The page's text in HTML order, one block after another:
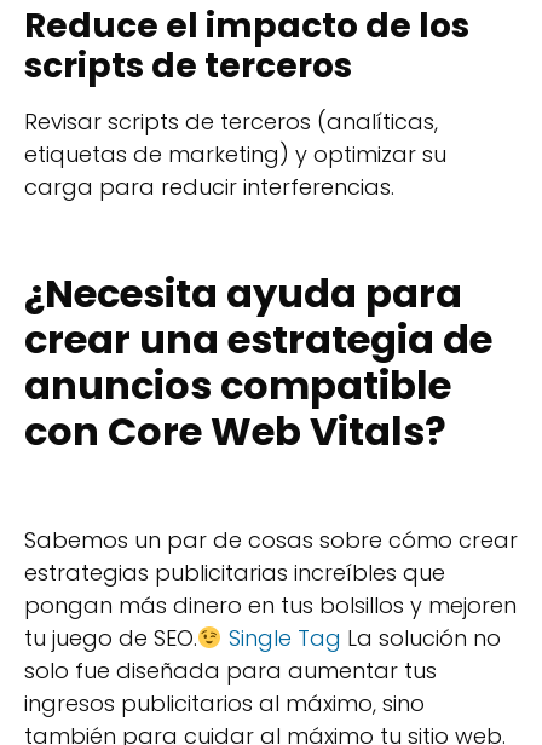
Reduce el impacto de los
scripts de terceros
Revisar scripts de terceros (analíticas,
etiquetas de marketing) y optimizar su
carga para reducir interferencias.
¿Necesita ayuda para
crear una estrategia de
anuncios compatible
con Core Web Vitals?
Sabemos un par de cosas sobre cómo crear
estrategias publicitarias increíbles que
pongan más dinero en tus bolsillos y mejoren
tu juego de SEO.
Single Tag La solución no
solo fue diseñada para aumentar tus
ingresos publicitarios al máximo, sino
también para cuidar al máximo tu sitio web.